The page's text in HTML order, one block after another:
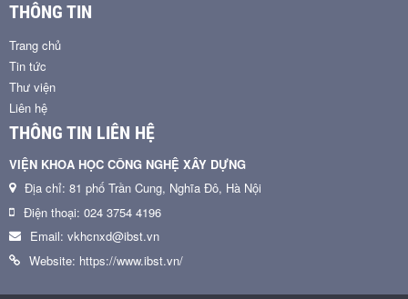
THÔNG TIN
Trang chủ
Tin tức
Thư viện
Liên hệ
THÔNG TIN LIÊN HỆ
VIỆN KHOA HỌC CÔNG NGHỆ XÂY DỰNG
Địa chỉ: 81 phố Trần Cung, Nghĩa Đô, Hà Nội
Điện thoại: 024 3754 4196
Email: vkhcnxd@ibst.vn
Website: https://www.ibst.vn/